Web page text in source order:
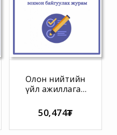
Олон нийтийн
үйл ажиллагаа
байгуулах
журам
50,474₮